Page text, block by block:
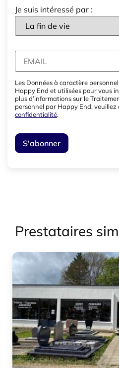
Je suis intéressé par :
Les Données à caractère
Happy End et utilisées pour vous
plus d’informations sur le
personnel par Happy End, veuillez
confidentialité.
Prestataires